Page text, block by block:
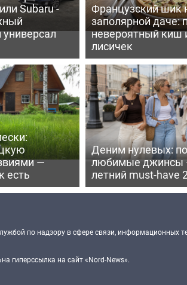
Subaru -
Французский шик
заполярной даче:
невероятный киш
лисичек
—
есть
Деним нулевых:
любимые джинсы
летний must-have
по надзору в сфере связи, информационных
гиперссылка на сайт «Nord-News».